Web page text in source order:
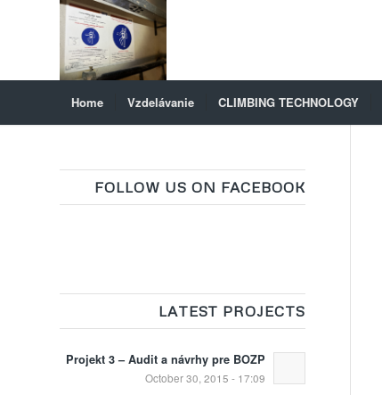
Home Vzdelávanie CLIMBING TECHNOLOGY
FOLLOW US ON FACEBOOK
LATEST PROJECTS
Projekt 3 – Audit a návrhy pre BOZP
October 30, 2015 - 17:09